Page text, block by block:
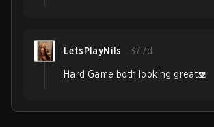
LetsPlayNils 377d
Hard Game both looking great🫨